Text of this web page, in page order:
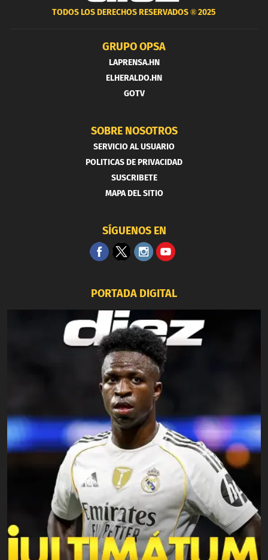
TODOS LOS DERECHOS RESERVADOS ®2025
GRUPO OPSA
LAPRENSA.HN
ELHERALDO.HN
GOTV
SOBRE NOSOTROS
SERVICIO AL USUARIO
POLITICAS DE PRIVACIDAD
SUSCRIBETE
MAPA DEL SITIO
SÍGUENOS EN
PORTADA DIGITAL